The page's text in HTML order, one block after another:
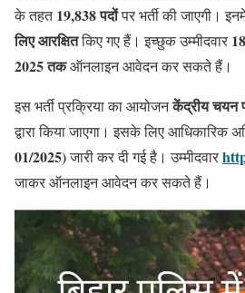
के तहत19,838 पदोंपर भर्ती की जाएगी।
लिए आरक्षितकिए गए हैं। इच्छुक उम्मीदवार
2025 तकऑनलाइन आवेदन कर सकते हैं।
इस भर्ती प्रक्रिया का आयोजनकेंद्रीय चयन
द्वारा किया जाएगा। इसके लिए आधिकारिक
01/2025)जारी कर दी गई है। उम्मीदवार
जाकर ऑनलाइन आवेदन कर सकते हैं।